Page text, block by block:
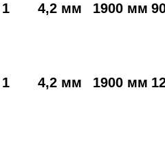
1 4,2 мм 1900 мм
1 4,2 мм 1900 мм